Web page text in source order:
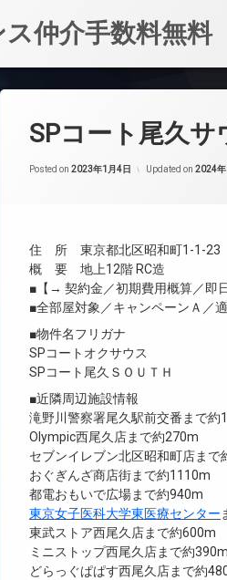
仲介手数料無料
SPコート尾久
Posted on 2023年1月4日 Updated on 2024年
住 所 東京都北区昭和町1-1-23
概 要 地上12階 RC造
■【→ 契約金／初期費用概算／即
■全部屋対象／キャンペーンＡ／
■物件名フリガナ
SPコートオクサウス
SPコート尾久ＳＯＵＴＨ
■近隣周辺施設情報
滝野川警察署尾久駅前交番まで約
Olympic西尾久店まで約270m
セブンイレブン北区昭和町店まで
おぐぎんざ商店街まで約1110m
都電おもいで広場まで約940m
東京女子医科大学東医療センター
東武ストア西尾久店まで約600m
ミニストップ西尾久店まで約390m
どらっぐぱぱす西尾久店まで約